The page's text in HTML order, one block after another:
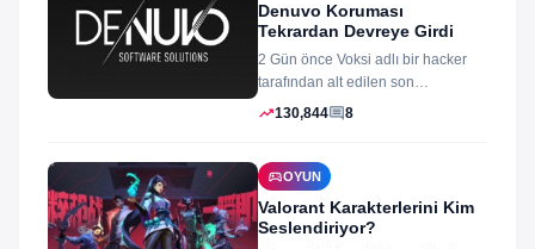
Denuvo Koruması
Tekrardan Devreye Girdi
2 Gün önce Voksi adlı bir hacker
tarafından alt edilen son
dönemlerin yıkılmaz korsan
trending_up130,844comment8
sports_esportsOYUN
Valorant Karakterlerini Kim
Seslendiriyor?